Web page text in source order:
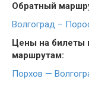
Обратный
Волгоград –
Цены на билеты
маршрутам:
Порхов —